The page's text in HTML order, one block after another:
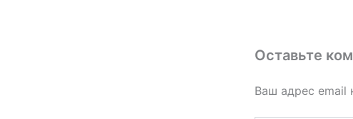
Оставьте
Ваш адрес email